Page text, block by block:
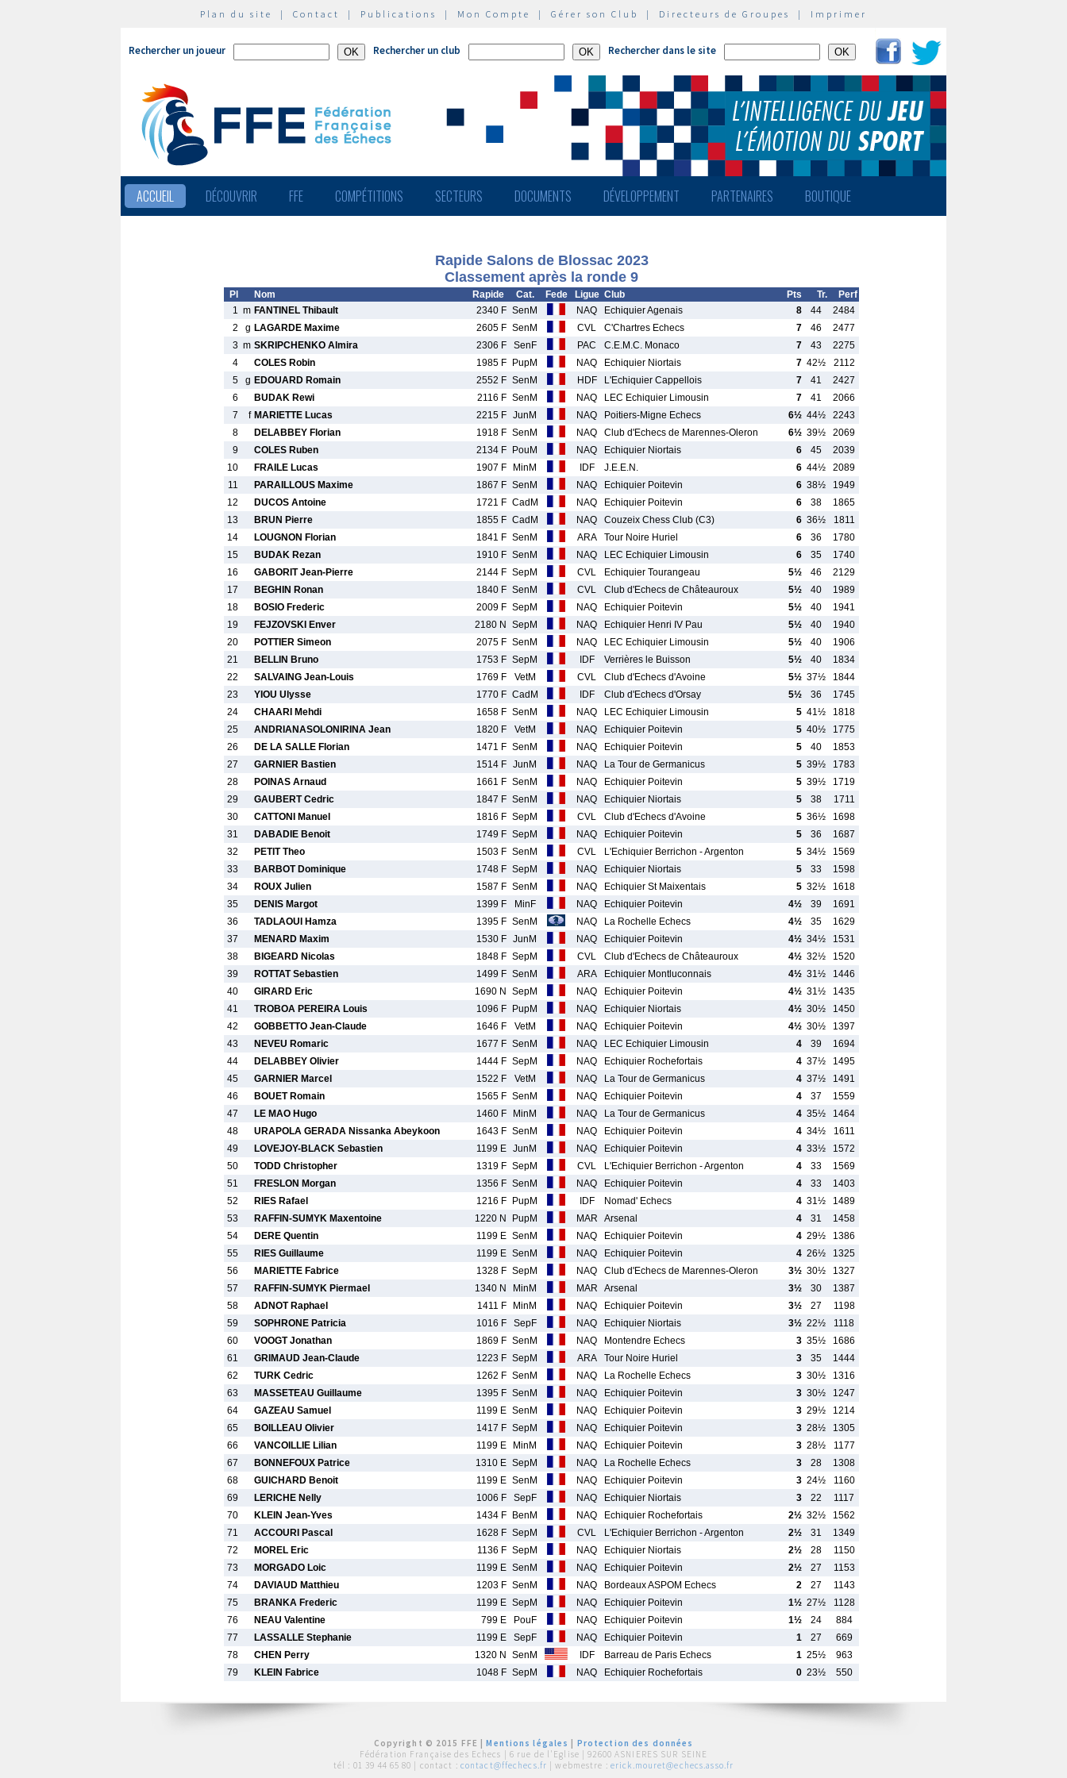
Plan du site | Contact | Publications | Mon Compte | Gérer son Club | Directeurs de Groupes | Imprimer
Rechercher un joueur Rechercher un club Rechercher dans le site
ACCUEIL DÉCOUVRIR FFE COMPÉTITIONS SECTEURS DOCUMENTS DÉVELOPPEMENT PARTENAIRES BOUTIQUE
Rapide Salons de Blossac 2023
Classement après la ronde 9
Pl Nom Rapide Cat. Fede Ligue Club Pts Tr.
Perf
1 m FANTINEL Thibault 2340 F SenM NAQ Echiquier Agenais 8 44
2484
2
g LAGARDE Maxime 2605 F SenM CVL C'Chartres Echecs 7 46
2477
3 m SKRIPCHENKO Almira 2306 F SenF PAC C.E.M.C. Monaco 7 43
2275
4
COLES Robin 1985 F PupM NAQ Echiquier Niortais 7 42½
2112
5
g EDOUARD Romain 2552 F SenM HDF L'Echiquier Cappellois 7 41
2427
6
BUDAK Rewi 2116 F SenM NAQ LEC Echiquier Limousin 7 41
2066
7
f MARIETTE Lucas 2215 F JunM NAQ Poitiers-Migne Echecs 6½ 44½
2243
8
DELABBEY Florian 1918 F SenM NAQ Club d'Echecs de Marennes-Oleron 6½ 39½
2069
9
COLES Ruben 2134 F PouM NAQ Echiquier Niortais 6 45
2039
10
FRAILE Lucas 1907 F MinM IDF J.E.E.N. 6 44½
2089
11
PARAILLOUS Maxime 1867 F SenM NAQ Echiquier Poitevin 6 38½
1949
12
DUCOS Antoine 1721 F CadM NAQ Echiquier Poitevin 6 38
1865
13
BRUN Pierre 1855 F CadM NAQ Couzeix Chess Club (C3) 6 36½
1811
14
LOUGNON Florian 1841 F SenM ARA Tour Noire Huriel 6 36
1780
15
BUDAK Rezan 1910 F SenM NAQ LEC Echiquier Limousin 6 35
1740
16
GABORIT Jean-Pierre 2144 F SepM CVL Echiquier Tourangeau 5½ 46
2129
17
BEGHIN Ronan 1840 F SenM CVL Club d'Echecs de Châteauroux 5½ 40
1989
18
BOSIO Frederic 2009 F SepM NAQ Echiquier Poitevin 5½ 40
1941
19
FEJZOVSKI Enver 2180 N SepM NAQ Echiquier Henri IV Pau 5½ 40
1940
20
POTTIER Simeon 2075 F SenM NAQ LEC Echiquier Limousin 5½ 40
1906
21
BELLIN Bruno 1753 F SepM IDF Verrières le Buisson 5½ 40
1834
22
SALVAING Jean-Louis 1769 F VetM CVL Club d'Echecs d'Avoine 5½ 37½
1844
23
YIOU Ulysse 1770 F CadM IDF Club d'Echecs d'Orsay 5½ 36
1745
24
CHAARI Mehdi 1658 F SenM NAQ LEC Echiquier Limousin 5 41½
1818
25
ANDRIANASOLONIRINA Jean 1820 F VetM NAQ Echiquier Poitevin 5 40½
1775
26
DE LA SALLE Florian 1471 F SenM NAQ Echiquier Poitevin 5 40
1853
27
GARNIER Bastien 1514 F JunM NAQ La Tour de Germanicus 5 39½
1783
28
POINAS Arnaud 1661 F SenM NAQ Echiquier Poitevin 5 39½
1719
29
GAUBERT Cedric 1847 F SenM NAQ Echiquier Niortais 5 38
1711
30
CATTONI Manuel 1816 F SepM CVL Club d'Echecs d'Avoine 5 36½
1698
31
DABADIE Benoit 1749 F SepM NAQ Echiquier Poitevin 5 36
1687
32
PETIT Theo 1503 F SenM CVL L'Echiquier Berrichon - Argenton 5 34½
1569
33
BARBOT Dominique 1748 F SepM NAQ Echiquier Niortais 5 33
1598
34
ROUX Julien 1587 F SenM NAQ Echiquier St Maixentais 5 32½
1618
35
DENIS Margot 1399 F MinF NAQ Echiquier Poitevin 4½ 39
1691
36
TADLAOUI Hamza 1395 F SenM NAQ La Rochelle Echecs 4½ 35
1629
37
MENARD Maxim 1530 F JunM NAQ Echiquier Poitevin 4½ 34½
1531
38
BIGEARD Nicolas 1848 F SepM CVL Club d'Echecs de Châteauroux 4½ 32½
1520
39
ROTTAT Sebastien 1499 F SenM ARA Echiquier Montluconnais 4½ 31½
1446
40
GIRARD Eric 1690 N SepM NAQ Echiquier Poitevin 4½ 31½
1435
41
TROBOA PEREIRA Louis 1096 F PupM NAQ Echiquier Niortais 4½ 30½
1450
42
GOBBETTO Jean-Claude 1646 F VetM NAQ Echiquier Poitevin 4½ 30½
1397
43
NEVEU Romaric 1677 F SenM NAQ LEC Echiquier Limousin 4 39
1694
44
DELABBEY Olivier 1444 F SepM NAQ Echiquier Rochefortais 4 37½
1495
45
GARNIER Marcel 1522 F VetM NAQ La Tour de Germanicus 4 37½
1491
46
BOUET Romain 1565 F SenM NAQ Echiquier Poitevin 4 37
1559
47
LE MAO Hugo 1460 F MinM NAQ La Tour de Germanicus 4 35½
1464
48
URAPOLA GERADA Nissanka Abeykoon 1643 F SenM NAQ Echiquier Poitevin 4 34½
1611
49
LOVEJOY-BLACK Sebastien 1199 E JunM NAQ Echiquier Poitevin 4 33½
1572
50
TODD Christopher 1319 F SepM CVL L'Echiquier Berrichon - Argenton 4 33
1569
51
FRESLON Morgan 1356 F SenM NAQ Echiquier Poitevin 4 33
1403
52
RIES Rafael 1216 F PupM IDF Nomad' Echecs 4 31½
1489
53
RAFFIN-SUMYK Maxentoine 1220 N PupM MAR Arsenal 4 31
1458
54
DERE Quentin 1199 E SenM NAQ Echiquier Poitevin 4 29½
1386
55
RIES Guillaume 1199 E SenM NAQ Echiquier Poitevin 4 26½
1325
56
MARIETTE Fabrice 1328 F SepM NAQ Club d'Echecs de Marennes-Oleron 3½ 30½
1327
57
RAFFIN-SUMYK Piermael 1340 N MinM MAR Arsenal 3½ 30
1387
58
ADNOT Raphael 1411 F MinM NAQ Echiquier Poitevin 3½ 27
1198
59
SOPHRONE Patricia 1016 F SepF NAQ Echiquier Niortais 3½ 22½
1118
60
VOOGT Jonathan 1869 F SenM NAQ Montendre Echecs 3 35½
1686
61
GRIMAUD Jean-Claude 1223 F SepM ARA Tour Noire Huriel 3 35
1444
62
TURK Cedric 1262 F SenM NAQ La Rochelle Echecs 3 30½
1316
63
MASSETEAU Guillaume 1395 F SenM NAQ Echiquier Poitevin 3 30½
1247
64
GAZEAU Samuel 1199 E SenM NAQ Echiquier Poitevin 3 29½
1214
65
BOILLEAU Olivier 1417 F SepM NAQ Echiquier Poitevin 3 28½
1305
66
VANCOILLIE Lilian 1199 E MinM NAQ Echiquier Poitevin 3 28½
1177
67
BONNEFOUX Patrice 1310 E SepM NAQ La Rochelle Echecs 3 28
1308
68
GUICHARD Benoit 1199 E SenM NAQ Echiquier Poitevin 3 24½
1160
69
LERICHE Nelly 1006 F SepF NAQ Echiquier Niortais 3 22
1117
70
KLEIN Jean-Yves 1434 F BenM NAQ Echiquier Rochefortais 2½ 32½
1562
71
ACCOURI Pascal 1628 F SepM CVL L'Echiquier Berrichon - Argenton 2½ 31
1349
72
MOREL Eric 1136 F SepM NAQ Echiquier Niortais 2½ 28
1150
73
MORGADO Loic 1199 E SenM NAQ Echiquier Poitevin 2½ 27
1153
74
DAVIAUD Matthieu 1203 F SenM NAQ Bordeaux ASPOM Echecs 2 27
1143
75
BRANKA Frederic 1199 E SepM NAQ Echiquier Poitevin 1½ 27½
1128
76
NEAU Valentine 799 E PouF NAQ Echiquier Poitevin 1½ 24
884
77
LASSALLE Stephanie 1199 E SepF NAQ Echiquier Poitevin 1 27
669
78
CHEN Perry 1320 N SenM IDF Barreau de Paris Echecs 1 25½
963
79
KLEIN Fabrice 1048 F SepM NAQ Echiquier Rochefortais 0 23½ 550
Copyright © 2015 FFE |Mentions légales
Protection des données
Fédération Française des Echecs | 6 rue de l'Eglise | 92600 ASNIERES SUR SEINE
tél : 01 39 44 65 80 | contact : contact@ffechecs.fr | webmestre : erick.mouret@echecs.asso.fr